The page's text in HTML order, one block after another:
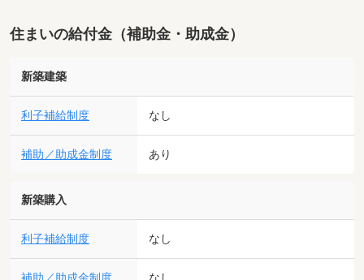
住まいの給付金（補助金・助成金）
新築建築
利子補給制度 なし
補助／助成金制度 あり
新築購入
利子補給制度 なし
なし